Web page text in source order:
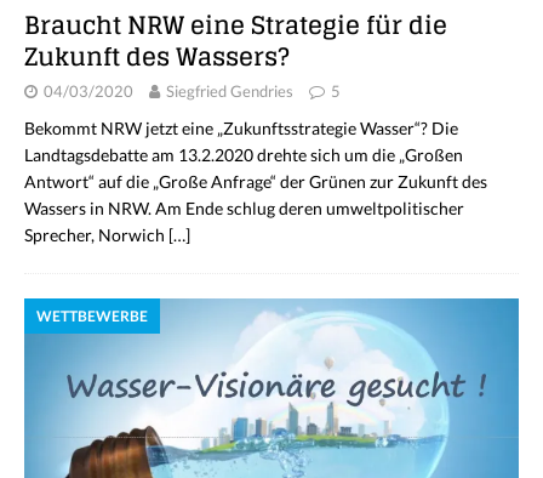
Braucht NRW eine Strategie für die
Zukunft des Wassers?
04/03/2020 Siegfried Gendries 5
Bekommt NRW jetzt eine „Zukunftsstrategie Wasser“? Die
Landtagsdebatte am 13.2.2020 drehte sich um die „Großen
Antwort“ auf die „Große Anfrage“ der Grünen zur Zukunft des
Wassers in NRW. Am Ende schlug deren umweltpolitischer
Sprecher, Norwich […]
WETTBEWERBE